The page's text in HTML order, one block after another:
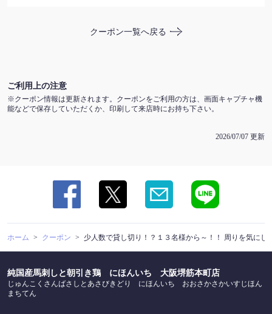
クーポン一覧へ戻る
ご利用上の注意
クーポン情報は更新されます。クーポンをご利用の方は、画面キャプチャ機
能などで保存していただくか、印刷して来店時にお持ち下さい。
2026/07/07 更新
ホーム クーポン 少人数で貸し切り！？１３名様から～！！ 周りを気にし
純国産馬刺しと朝引き鶏 にほんいち 大阪堺筋本町店
じゅんこくさんばさしとあさびきどり にほんいち おおさかさかいすじほん
まちてん